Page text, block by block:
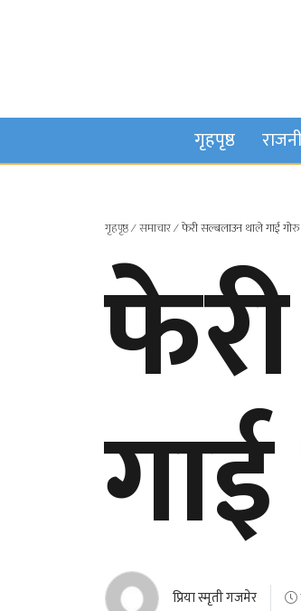
गृहपृष्ठ
गृहपृष्ठ∕समाचार∕फेरी सल्बलाउन थाले गाई
प्रिया स्मृती गजमेर